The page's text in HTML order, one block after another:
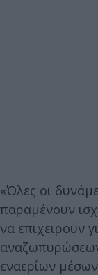
«Όλες οι
παραμένουν
να επιχειρούν
εναερίων